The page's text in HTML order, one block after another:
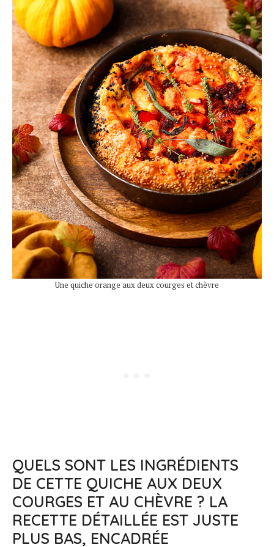
Une quiche orange aux deux courges et chèvre
QUELS SONT LES INGRÉDIENTS
DE CETTE QUICHE AUX DEUX
COURGES ET AU CHÈVRE ? LA
RECETTE DÉTAILLÉE EST JUSTE
PLUS BAS, ENCADRÉE